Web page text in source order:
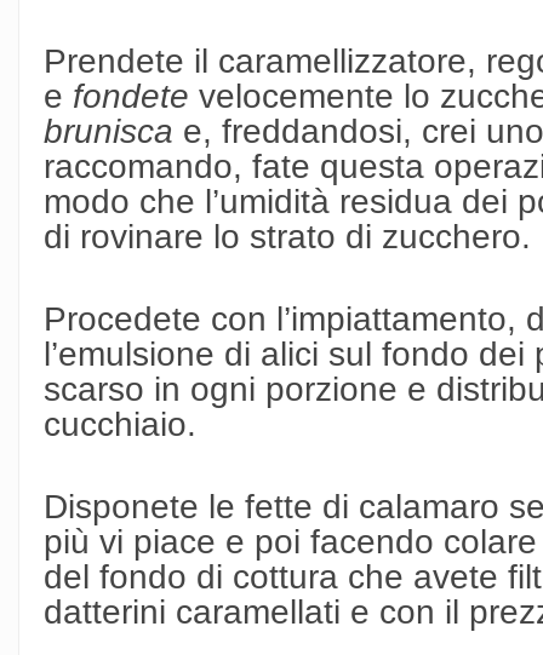
Prendete il caramellizzatore,
e fondete velocemente lo
brunisca e, freddandosi, crei
raccomando, fate questa
modo che l’umidità residua dei
di rovinare lo strato di zucchero.
Procedete con l’impiattamento,
l’emulsione di alici sul fondo
scarso in ogni porzione e
cucchiaio.
Disponete le fette di calamaro
più vi piace e poi facendo
del fondo di cottura che avete
datterini caramellati e con il